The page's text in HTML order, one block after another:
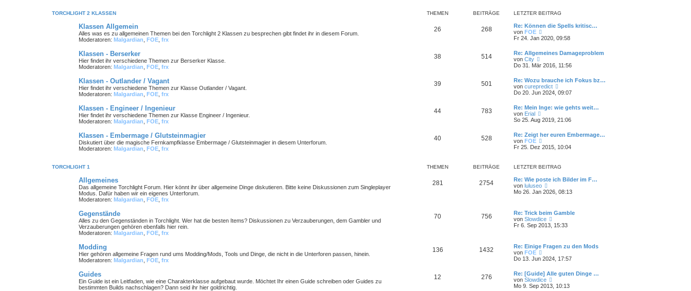
a
e
t
a
s
e
r
B
e
t
a
TORCHLIGHT 2 KLASSEN THEMEN BEITRÄGE LETZTER BEITRAG
Klassen Allgemein
Alles was es zu allgemeinen Themen bei den Torchlight 2 Klassen zu besprechen gibt findet ihr in diesem Forum.
Moderatoren: Malgardian FOE frx
26 268
Re: Können die Spells kritisc…
von FOE
e
e
s
t
e
B
e
i
r
a
g
Fr 24. Jan 2020, 09:58
Klassen - Berserker
Hier findet ihr verschiedene Themen zur Berserker Klasse.
Moderatoren: Malgardian FOE frx
38 514
Re: Allgemeines Damageproblem
von City
e
e
s
t
e
B
i
r
a
g
Do 31. Mär 2016, 11:56
Klassen - Outlander / Vagant
Hier findet ihr verschiedene Themen zur Klasse Outlander / Vagant.
Moderatoren: Malgardian FOE frx
39 501
Re: Wozu brauche ich Fokus bz…
von curepredict
e
e
s
t
e
B
i
a
Do 20. Jun 2024, 09:07
Klassen - Engineer / Ingenieur
Hier findet ihr verschiedene Themen zur Klasse Engineer / Ingenieur.
Moderatoren: Malgardian FOE frx
44 783
Re: Mein Inge: wie gehts weit…
von Erial
e
s
t
e
e
t
a
So 25. Aug 2019, 21:06
Klassen - Embermage / Glutsteinmagier
Diskutiert über die magische Fernkampfklasse Embermage / Glutsteinmagier in diesem Unterforum.
Moderatoren: Malgardian FOE frx
40 528
Re: Zeigt her euren Embermage…
von FOE
e
s
e
r
B
e
r
a
g
Fr 25. Dez 2015, 10:04
TORCHLIGHT 1 THEMEN BEITRÄGE LETZTER BEITRAG
Allgemeines
Das allgemeine Torchlight Forum. Hier könnt ihr über allgemeine Dinge diskutieren. Bitte keine Diskussionen zum Singleplayer
Modus. Dafür haben wir ein eigenes Unterforum.
Moderatoren: Malgardian FOE frx
281 2754
Re: Wie poste ich Bilder im F…
von luluseo
e
t
e
r
i
r
g
Mo 26. Jan 2026, 08:13
Gegenstände
Alles zu den Gegenständen in Torchlight. Wer hat die besten Items? Diskussionen zu Verzauberungen, dem Gambler und
Verzauberungen gehören ebenfalls hier rein.
Moderatoren: Malgardian FOE frx
70 756
Re: Trick beim Gamble
von Slowdice
e
t
e
r
e
Fr 6. Sep 2013, 15:33
Modding
Hier gehören allgemeine Fragen rund ums Modding/Mods, Tools und Dinge, die nicht in die Unterforen passen, hinein.
Moderatoren: Malgardian FOE frx
136 1432
Re: Einige Fragen zu den Mods
von FOE
e
e
s
t
e
Do 13. Jun 2024, 17:57
Guides
Ein Guide ist ein Leitfaden, wie eine Charakterklasse aufgebaut wurde. Möchtet Ihr einen Guide schreiben oder Guides zu
bestimmten Builds nachschlagen? Dann seid ihr hier goldrichtig.
12 276
Re: [Guide] Alle guten Dinge …
von Slowdice
e
Mo 9. Sep 2013, 10:13